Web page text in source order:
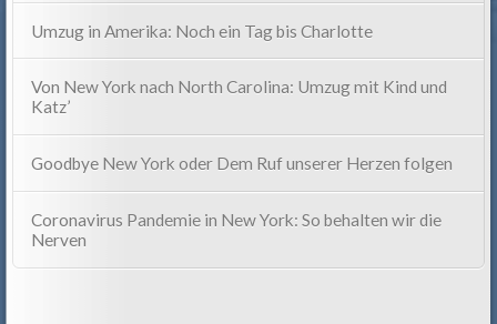
Umzug in Amerika: Noch ein Tag bis Charlotte
Von New York nach North Carolina: Umzug mit Kind und
Katz’
Goodbye New York oder Dem Ruf unserer Herzen folgen
Coronavirus Pandemie in New York: So behalten wir die
Nerven